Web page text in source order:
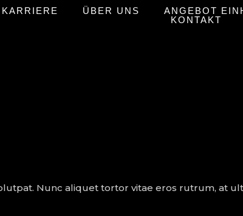
KARRIERE ÜBER UNS
ANGEBOT
KONTAKT
Nunc aliquet tortor vitae eros rutrum, at